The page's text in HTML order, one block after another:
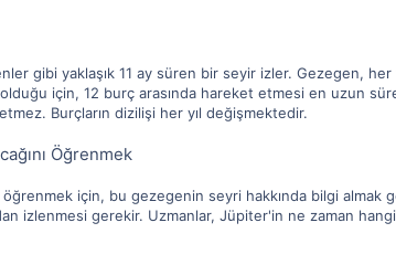
gibi yaklaşık 11 ay süren bir seyir izler. Gezegen, her
için, 12 burç arasında hareket etmesi en uzun
Burçların dizilişi her yıl değişmektedir.
Öğrenmek
için, bu gezegenin seyri hakkında bilgi almak
izlenmesi gerekir. Uzmanlar, Jüpiter'in ne zaman